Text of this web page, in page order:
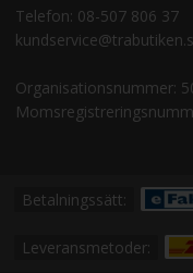
Telefon: 08-507 806 37
Organisationsnummer:
Betalningssätt:
Leveransmetoder: